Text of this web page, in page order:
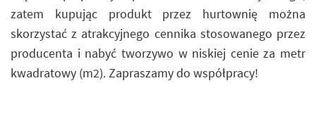
zatem kupując produkt przez hurtownię można
skorzystać z atrakcyjnego cennika stosowanego przez
producenta i nabyć tworzywo w niskiej cenie za metr
kwadratowy (m2). Zapraszamy do współpracy!